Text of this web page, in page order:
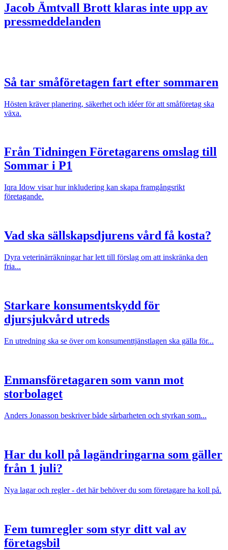
Jacob Ämtvall Brott klaras inte upp av
pressmeddelanden
Så tar småföretagen fart efter sommaren
Hösten kräver planering, säkerhet och idéer för att småföretag ska
växa.
Från Tidningen Företagarens omslag till
Sommar i P1
Iqra Idow visar hur inkludering kan skapa framgångsrikt
företagande.
Vad ska sällskapsdjurens vård få kosta?
Dyra veterinärräkningar har lett till förslag om att inskränka den
fria...
Starkare konsumentskydd för
djursjukvård utreds
En utredning ska se över om konsumenttjänstlagen ska gälla för...
Enmansföretagaren som vann mot
storbolaget
Anders Jonasson beskriver både sårbarheten och styrkan som...
Har du koll på lagändringarna som gäller
från 1 juli?
Nya lagar och regler - det här behöver du som företagare ha koll på.
Fem tumregler som styr ditt val av
företagsbil